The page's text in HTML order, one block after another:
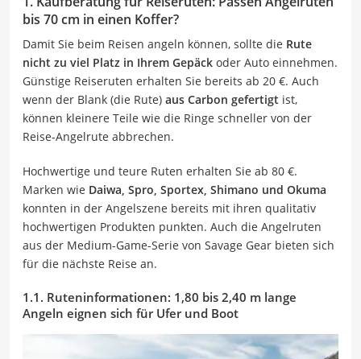
bis 70 cm in einen Koffer?
Damit Sie beim Reisen angeln können, sollte die Rute
nicht zu viel Platz in Ihrem Gepäck oder Auto einnehmen.
Günstige Reiseruten erhalten Sie bereits ab 20 €. Auch
wenn der Blank (die Rute) aus Carbon gefertigt ist,
können kleinere Teile wie die Ringe schneller von der
Reise-Angelrute abbrechen.
Hochwertige und teure Ruten erhalten Sie ab 80 €.
Marken wie Daiwa, Spro, Sportex, Shimano und Okuma
konnten in der Angelszene bereits mit ihren qualitativ
hochwertigen Produkten punkten. Auch die Angelruten
aus der Medium-Game-Serie von Savage Gear bieten sich
für die nächste Reise an.
1.1. Ruteninformationen: 1,80 bis 2,40 m lange
Angeln eignen sich für Ufer und Boot